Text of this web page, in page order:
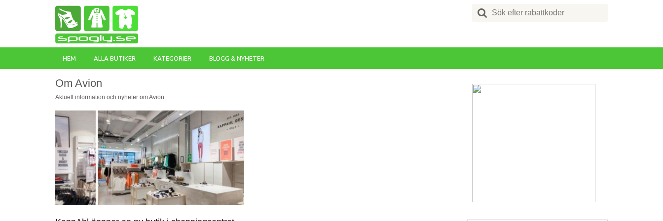
Search
for:
HEM ALLA BUTIKER KATEGORIER BLOGG & NYHETER
Om Avion
Aktuell information och nyheter om Avion.